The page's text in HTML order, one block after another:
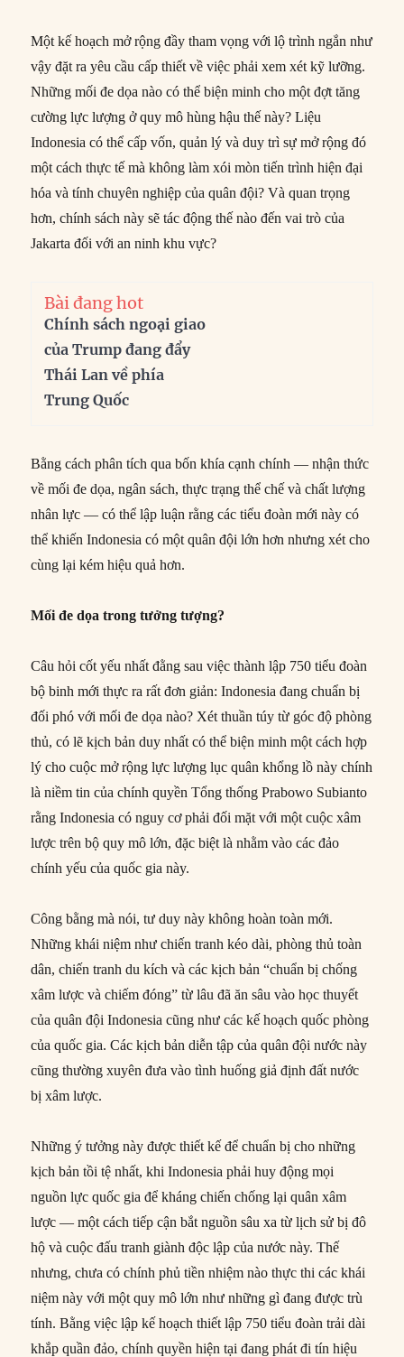
Một kế hoạch mở rộng đầy tham vọng với lộ trình ngắn như
vậy đặt ra yêu cầu cấp thiết về việc phải xem xét kỹ lưỡng.
Những mối đe dọa nào có thể biện minh cho một đợt tăng
cường lực lượng ở quy mô hùng hậu thế này? Liệu
Indonesia có thể cấp vốn, quản lý và duy trì sự mở rộng đó
một cách thực tế mà không làm xói mòn tiến trình hiện đại
hóa và tính chuyên nghiệp của quân đội? Và quan trọng
hơn, chính sách này sẽ tác động thế nào đến vai trò của
Jakarta đối với an ninh khu vực?
Bài đang hot
Chính sách ngoại giao
của Trump đang đẩy
Thái Lan về phía
Trung Quốc
Bằng cách phân tích qua bốn khía cạnh chính — nhận thức
về mối đe dọa, ngân sách, thực trạng thể chế và chất lượng
nhân lực — có thể lập luận rằng các tiểu đoàn mới này có
thể khiến Indonesia có một quân đội lớn hơn nhưng xét cho
cùng lại kém hiệu quả hơn.
Mối đe dọa trong tưởng tượng?
Câu hỏi cốt yếu nhất đằng sau việc thành lập 750 tiểu đoàn
bộ binh mới thực ra rất đơn giản: Indonesia đang chuẩn bị
đối phó với mối đe dọa nào? Xét thuần túy từ góc độ phòng
thủ, có lẽ kịch bản duy nhất có thể biện minh một cách hợp
lý cho cuộc mở rộng lực lượng lục quân khổng lồ này chính
là niềm tin của chính quyền Tổng thống Prabowo Subianto
rằng Indonesia có nguy cơ phải đối mặt với một cuộc xâm
lược trên bộ quy mô lớn, đặc biệt là nhằm vào các đảo
chính yếu của quốc gia này.
Công bằng mà nói, tư duy này không hoàn toàn mới.
Những khái niệm như chiến tranh kéo dài, phòng thủ toàn
dân, chiến tranh du kích và các kịch bản “chuẩn bị chống
xâm lược và chiếm đóng” từ lâu đã ăn sâu vào học thuyết
của quân đội Indonesia cũng như các kế hoạch quốc phòng
của quốc gia. Các kịch bản diễn tập của quân đội nước này
cũng thường xuyên đưa vào tình huống giả định đất nước
bị xâm lược.
Những ý tưởng này được thiết kế để chuẩn bị cho những
kịch bản tồi tệ nhất, khi Indonesia phải huy động mọi
nguồn lực quốc gia để kháng chiến chống lại quân xâm
lược — một cách tiếp cận bắt nguồn sâu xa từ lịch sử bị đô
hộ và cuộc đấu tranh giành độc lập của nước này. Thế
nhưng, chưa có chính phủ tiền nhiệm nào thực thi các khái
niệm này với một quy mô lớn như những gì đang được trù
tính. Bằng việc lập kế hoạch thiết lập 750 tiểu đoàn trải dài
khắp quần đảo, chính quyền hiện tại đang phát đi tín hiệu